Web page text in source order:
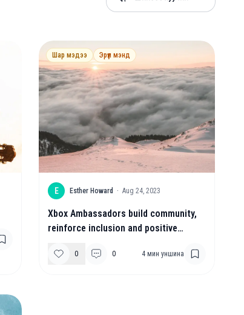
Шар мэдээ Эрүүл мэнд
E Esther Howard · Aug 24, 2023
Xbox Ambassadors build community,
reinforce inclusion and positive
0 0 4 мин уншина